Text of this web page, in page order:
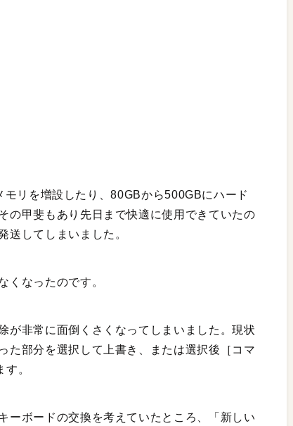
リを増設したり、80GBから500GBにハード
の甲斐もあり先日まで快適に使用できていたの
送してしまいました。
くなったのです。
が非常に面倒くさくなってしまいました。現状
た部分を選択して上書き、または選択後［コマ
。
ーボードの交換を考えていたところ、「新しい